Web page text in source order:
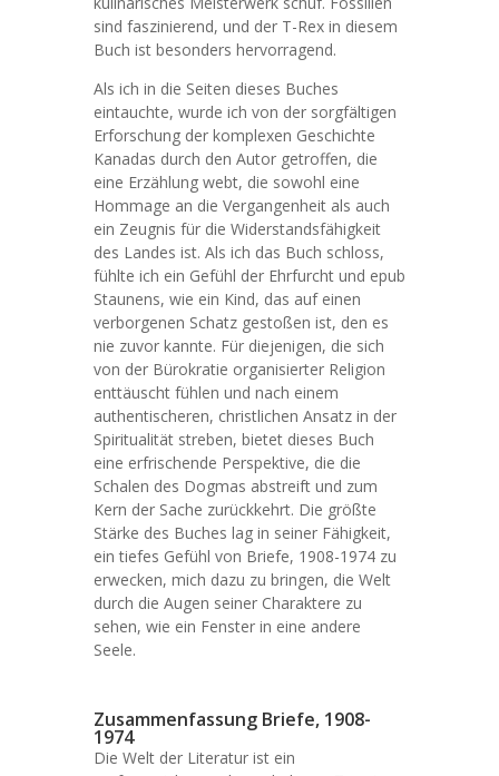
sind faszinierend, und der T-Rex in diesem
Buch ist besonders hervorragend.
Als ich in die Seiten dieses Buches
eintauchte, wurde ich von der sorgfältigen
Erforschung der komplexen Geschichte
Kanadas durch den Autor getroffen, die
eine Erzählung webt, die sowohl eine
Hommage an die Vergangenheit als auch
ein Zeugnis für die Widerstandsfähigkeit
des Landes ist. Als ich das Buch schloss,
fühlte ich ein Gefühl der Ehrfurcht und epub
Staunens, wie ein Kind, das auf einen
verborgenen Schatz gestoßen ist, den es
nie zuvor kannte. Für diejenigen, die sich
von der Bürokratie organisierter Religion
enttäuscht fühlen und nach einem
authentischeren, christlichen Ansatz in der
Spiritualität streben, bietet dieses Buch
eine erfrischende Perspektive, die die
Schalen des Dogmas abstreift und zum
Kern der Sache zurückkehrt. Die größte
Stärke des Buches lag in seiner Fähigkeit,
ein tiefes Gefühl von Briefe, 1908-1974 zu
erwecken, mich dazu zu bringen, die Welt
durch die Augen seiner Charaktere zu
sehen, wie ein Fenster in eine andere
Seele.
Zusammenfassung Briefe, 1908-
1974
Die Welt der Literatur ist ein